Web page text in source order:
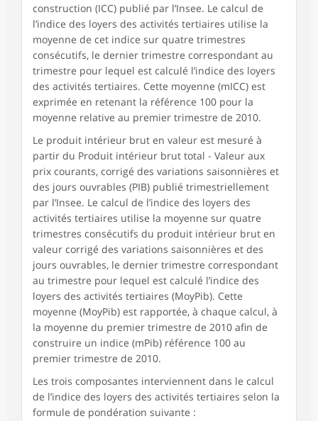
construction (ICC) publié par l’Insee. Le calcul de
l’indice des loyers des activités tertiaires utilise la
moyenne de cet indice sur quatre trimestres
consécutifs, le dernier trimestre correspondant au
trimestre pour lequel est calculé l’indice des loyers
des activités tertiaires. Cette moyenne (mICC) est
exprimée en retenant la référence 100 pour la
moyenne relative au premier trimestre de 2010.
Le produit intérieur brut en valeur est mesuré à
partir du Produit intérieur brut total - Valeur aux
prix courants, corrigé des variations saisonnières et
des jours ouvrables (PIB) publié trimestriellement
par l’Insee. Le calcul de l’indice des loyers des
activités tertiaires utilise la moyenne sur quatre
trimestres consécutifs du produit intérieur brut en
valeur corrigé des variations saisonnières et des
jours ouvrables, le dernier trimestre correspondant
au trimestre pour lequel est calculé l’indice des
loyers des activités tertiaires (MoyPib). Cette
moyenne (MoyPib) est rapportée, à chaque calcul, à
la moyenne du premier trimestre de 2010 afin de
construire un indice (mPib) référence 100 au
premier trimestre de 2010.
Les trois composantes interviennent dans le calcul
de l’indice des loyers des activités tertiaires selon la
formule de pondération suivante :